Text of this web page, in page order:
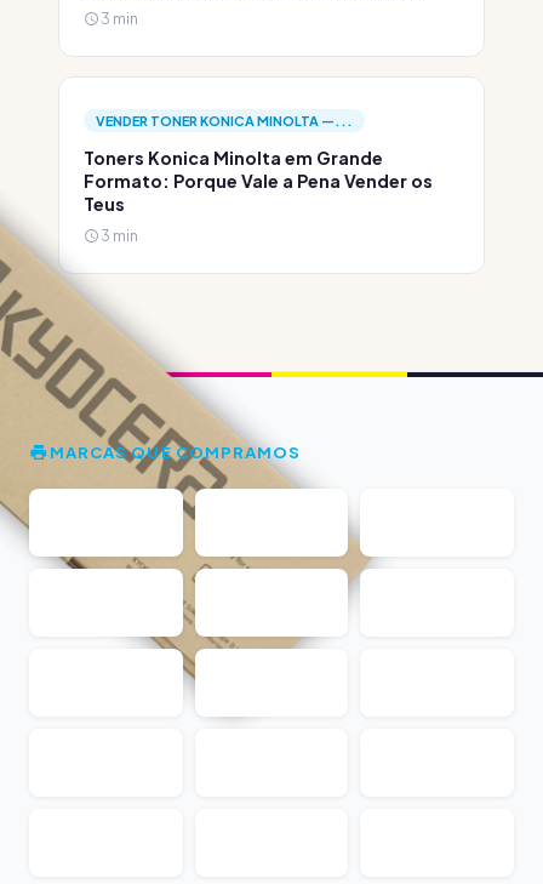
3 min
VENDER TONER KONICA MINOLTA —...
Toners Konica Minolta em Grande
Formato: Porque Vale a Pena Vender os
Teus
3 min
MARCAS QUE COMPRAMOS